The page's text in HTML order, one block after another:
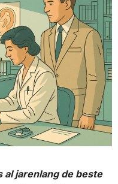
al jarenlang de beste